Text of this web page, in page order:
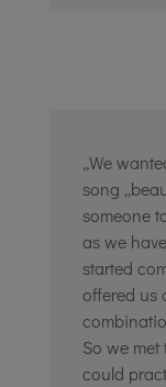
„We
song
someone
as we
started
offered us
So we
could